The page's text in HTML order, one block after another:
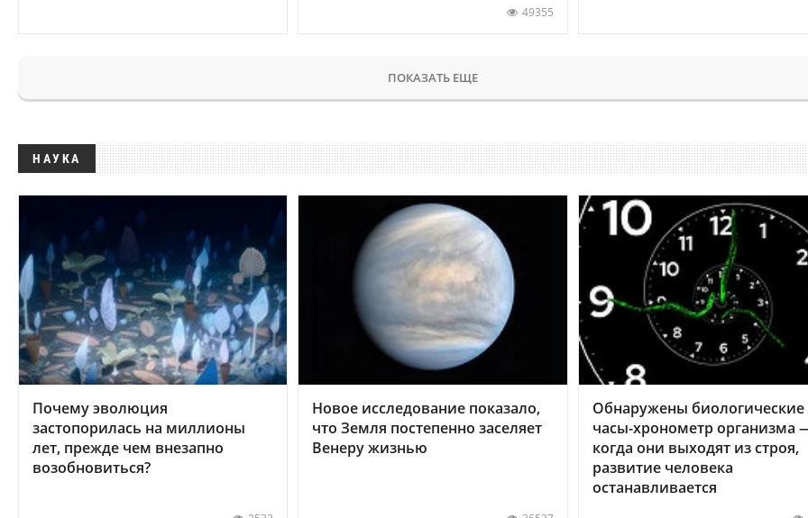
49355
ПОКАЗАТЬ ЕЩЕ
НАУКА
Почему эволюция
застопорилась на миллионы
лет, прежде чем внезапно
возобновиться?
Новое исследование показало,
что Земля постепенно заселяет
Венеру жизнью
Обнаружены биологические
часы-хронометр организма
когда они выходят из строя,
развитие человека
останавливается